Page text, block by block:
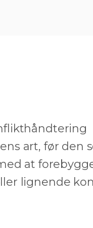
art, før den
at
lignende